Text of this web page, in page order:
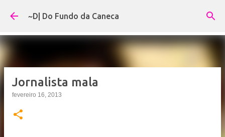
Pular para o conteúdo principal
~D| Do Fundo da Caneca
Jornalista mala
fevereiro 16, 2013